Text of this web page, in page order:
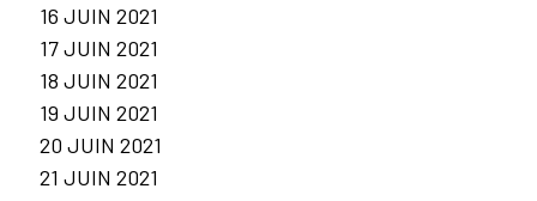
16 JUIN 2021
17 JUIN 2021
18 JUIN 2021
19 JUIN 2021
20 JUIN 2021
21 JUIN 2021